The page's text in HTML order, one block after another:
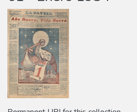
All of DSpace